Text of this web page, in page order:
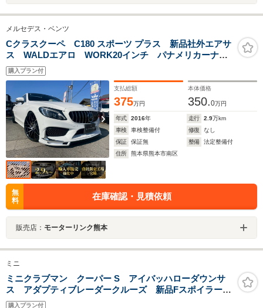
メルセデス・ベンツ
Cクラスクーペ C180 スポーツ プラス 新品社外エアサ
ス WALDエアロ WORK20インチ パナメリカーナグ
リル
購入プラン付
支払総額
375万円
本体価格
350.0万円
年式 2016年 走行 2.9万km
車検
車検整備付 修復
なし
保証
保証無 整備
法定整備付
住所
熊本県熊本市南区
無
料
在庫確認・見積依頼
販売店： モーターリンク熊本
ミニ
ミニクラブマン クーパー S アイバッハローダウンサ
ス アダプティブレーダークルーズ 新品Fスポイラー
ブラックトリムカスタム ETC スマートキー ドライ
購入プラン付